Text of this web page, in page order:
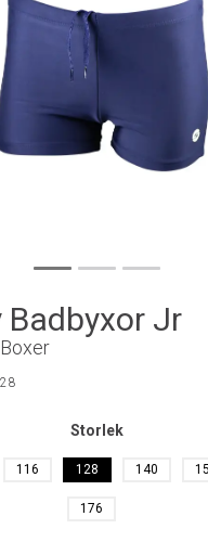
Badbyxor Jr
Storlek
116 128 140
176